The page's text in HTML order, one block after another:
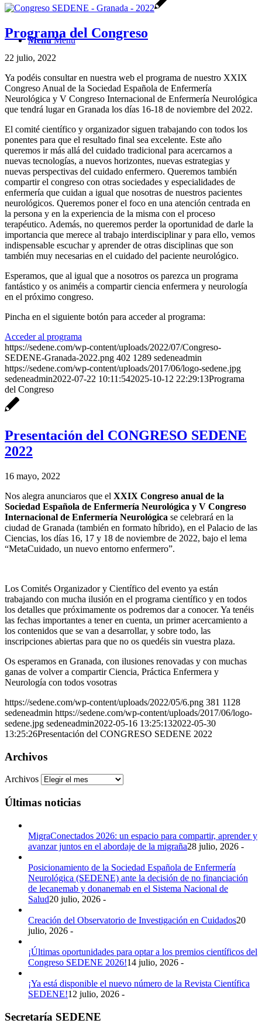
Menú Menú
Programa del Congreso
22 julio, 2022
Ya podéis consultar en nuestra web el programa de nuestro XXIX
Congreso Anual de la Sociedad Española de Enfermería
Neurológica y V Congreso Internacional de Enfermería Neurológica
que tendrá lugar en Granada los días 16-18 de noviembre del 2022.
El comité científico y organizador siguen trabajando con todos los
ponentes para que el resultado final sea excelente. Este año
queremos ir más allá del cuidado tradicional para acercarnos a
nuevas tecnologías, a nuevos horizontes, nuevas estrategias y
nuevas perspectivas del cuidado enfermero. Queremos también
compartir el congreso con otras sociedades y especialidades de
enfermería que cuidan a igual que nosotras de nuestros pacientes
neurológicos. Queremos poner el foco en una atención centrada en
la persona y en la experiencia de la misma con el proceso
terapéutico. Además, no queremos perder la oportunidad de darle la
importancia que merece al trabajo interdisciplinar y para ello, vemos
indispensable escuchar y aprender de otras disciplinas que son
también muy necesarias en el cuidado del paciente neurológico.
Esperamos, que al igual que a nosotros os parezca un programa
fantástico y os animéis a compartir ciencia enfermera y neurología
en el próximo congreso.
Pincha en el siguiente botón para acceder al programa:
Acceder al programa
https://sedene.com/wp-content/uploads/2022/07/Congreso-
SEDENE-Granada-2022.png 402 1289 sedeneadmin
https://sedene.com/wp-content/uploads/2017/06/logo-sedene.jpg
sedeneadmin2022-07-22 10:11:542025-10-12 22:29:13Programa
del Congreso
Presentación del CONGRESO SEDENE
2022
16 mayo, 2022
Nos alegra anunciaros que el XXIX Congreso anual de la
Sociedad Española de Enfermería Neurológica y V Congreso
Internacional de Enfermería Neurológica se celebrará en la
ciudad de Granada (también en formato híbrido), en el Palacio de las
Ciencias, los días 16, 17 y 18 de noviembre de 2022, bajo el lema
“MetaCuidado, un nuevo entorno enfermero”.
Los Comités Organizador y Científico del evento ya están
trabajando con mucha ilusión en el programa científico y en todos
los detalles que próximamente os podremos dar a conocer. Ya tenéis
las fechas importantes a tener en cuenta, un primer acercamiento a
los contenidos que se van a desarrollar, y sobre todo, las
inscripciones abiertas para que no os quedéis sin vuestra plaza.
Os esperamos en Granada, con ilusiones renovadas y con muchas
ganas de volver a compartir Ciencia, Práctica Enfermera y
Neurología con todos vosotras
https://sedene.com/wp-content/uploads/2022/05/6.png 381 1128
sedeneadmin https://sedene.com/wp-content/uploads/2017/06/logo-
sedene.jpg sedeneadmin2022-05-16 13:25:132022-05-30
13:25:26Presentación del CONGRESO SEDENE 2022
Archivos
Archivos
Últimas noticias
MigraConectados 2026: un espacio para compartir, aprender y
avanzar juntos en el abordaje de la migraña28 julio, 2026 -
Posicionamiento de la Sociedad Española de Enfermería
Neurológica (SEDENE) ante la decisión de no financiación
de lecanemab y donanemab en el Sistema Nacional de
Salud20 julio, 2026 -
Creación del Observatorio de Investigación en Cuidados20
julio, 2026 -
¡Últimas oportunidades para optar a los premios científicos del
Congreso SEDENE 2026!14 julio, 2026 -
¡Ya está disponible el nuevo número de la Revista Científica
SEDENE!12 julio, 2026 -
Secretaría SEDENE